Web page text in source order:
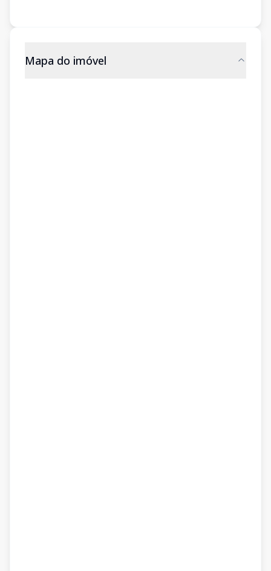
Mapa do imóvel